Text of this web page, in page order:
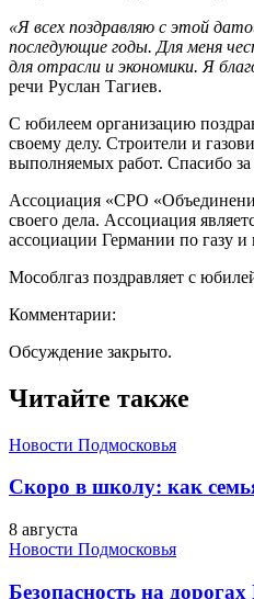
«Я всех поздравляю с этой
последующие годы. Для меня
для отрасли и экономики. Я
речи Руслан Тагиев.
С юбилеем организацию
своему делу. Строители и
выполняемых работ. Спасибо за
Ассоциация «СРО
своего дела. Ассоциация
ассоциации Германии по газу
Мособлгаз поздравляет с
Комментарии:
Обсуждение закрыто.
Читайте также
Новости Подмосковья
Скоро в школу: как
8 августа
Новости Подмосковья
Безопасность на